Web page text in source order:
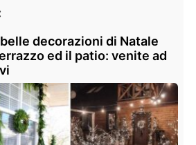
decorazioni di Natale
ed il patio: venite ad